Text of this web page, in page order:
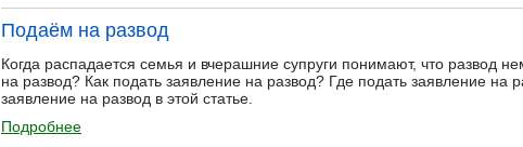
Подаём на развод
Когда распадается семья и вчерашние супруги понимают, что развод
на развод? Как подать заявление на развод? Где подать заявление на
заявление на развод в этой статье.
Подробнее